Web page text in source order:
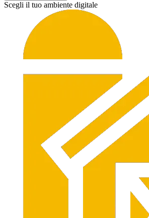
Scegli il tuo ambiente digitale